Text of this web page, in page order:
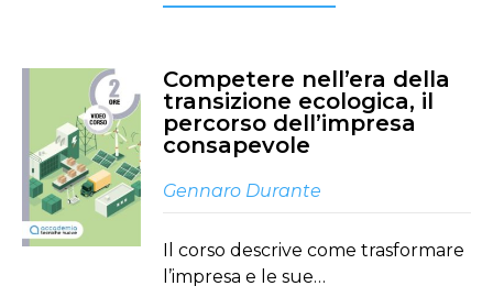
Competere nell’era della
transizione ecologica, il
percorso dell’impresa
consapevole
Gennaro Durante
Il corso descrive come trasformare
l’impresa e le sue…